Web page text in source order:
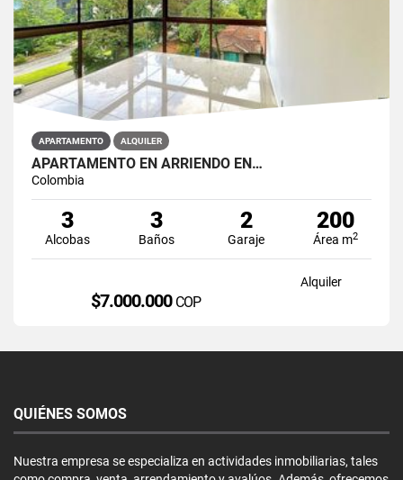
APARTAMENTO ALQUILER
APARTAMENTO EN ARRIENDO EN…
Colombia
3
Alcobas
3
Baños
2
Garaje
200
Área m2
Alquiler
$7.000.000 COP
QUIÉNES SOMOS
Nuestra empresa se especializa en actividades inmobiliarias, tales